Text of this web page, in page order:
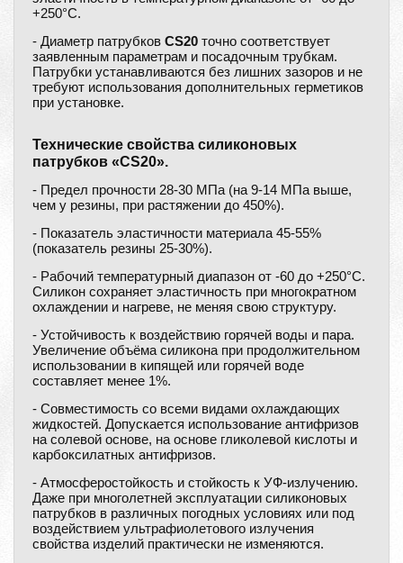
+250°С.
- Диаметр патрубков CS20 точно соответствует
заявленным параметрам и посадочным трубкам.
Патрубки устанавливаются без лишних зазоров и не
требуют использования дополнительных герметиков
при установке.
Технические свойства силиконовых
патрубков «CS20».
- Предел прочности 28-30 МПа (на 9-14 МПа выше,
чем у резины, при растяжении до 450%).
- Показатель эластичности материала 45-55%
(показатель резины 25-30%).
- Рабочий температурный диапазон от -60 до +250°С.
Силикон сохраняет эластичность при многократном
охлаждении и нагреве, не меняя свою структуру.
- Устойчивость к воздействию горячей воды и пара.
Увеличение объёма силикона при продолжительном
использовании в кипящей или горячей воде
составляет менее 1%.
- Совместимость со всеми видами охлаждающих
жидкостей. Допускается использование антифризов
на солевой основе, на основе гликолевой кислоты и
карбоксилатных антифризов.
- Атмосферостойкость и стойкость к УФ-излучению.
Даже при многолетней эксплуатации силиконовых
патрубков в различных погодных условиях или под
воздействием ультрафиолетового излучения
свойства изделий практически не изменяются.